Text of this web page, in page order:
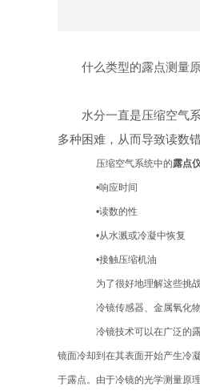
什么类型的露点测量
水分一直是压缩空气
多种困难，从而导致读数
压缩空气系统中的露点
•响应时间
•读数的性
•从水溅或冷凝中恢复
•接触压缩机油
为了很好地理解这些挑战
冷镜传感器、金属氧化物
冷镜技术可以在广泛的露
镜面冷却到在其表面开始产生冷
于露点。由于冷镜的光学测量原